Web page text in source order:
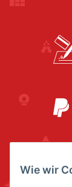
Wie wir